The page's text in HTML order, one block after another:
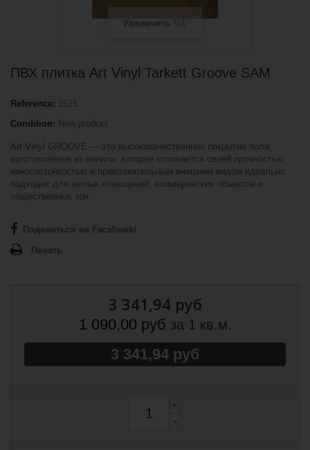
Увеличить
ПВХ плитка Art Vinyl Tarkett Groove SAM
Reference: 1515
Condition: New product
Art Vinyl GROOVE — это высококачественное покрытие пола,
изготовленное из винила, которое отличается своей прочностью,
износостойкостью и привлекательным внешним видом идеально
подходит для жилых помещений, коммерческих объектов и
общественных зон
Поделиться на Facebook!
Печать
3 341,94 руб
1 090,00 руб за 1 кв.м.
3 341,94 руб